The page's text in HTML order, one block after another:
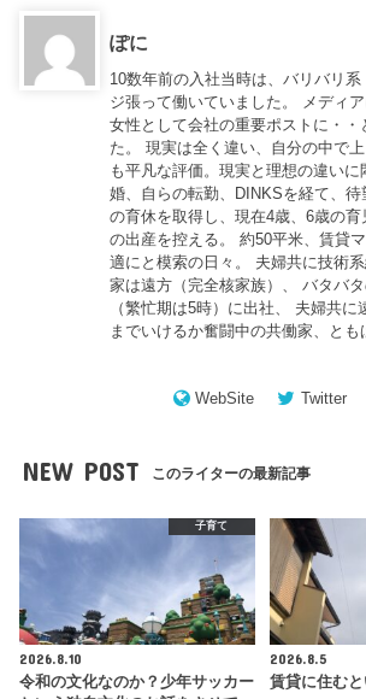
ぽに
10数年前の入社当時は、バリバリ
ジ張って働いていました。 メディ
女性として会社の重要ポストに・・
た。 現実は全く違い、自分の中で
も平凡な評価。現実と理想の違い
婚、自らの転勤、DINKSを経て、
の育休を取得し、現在4歳、6歳の
の出産を控える。 約50平米、賃貸
適にと模索の日々。 夫婦共に技術
家は遠方（完全核家族）、 バタバ
（繁忙期は5時）に出社、 夫婦共に
までいけるか奮闘中の共働家、とも
WebSite Twitter
NEW POST このライターの最新記事
子育て
2026.8.10
令和の文化なのか？少年サッカー
2026.8.5
賃貸に住む